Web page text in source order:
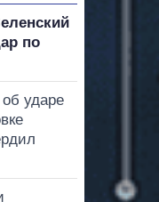
по
ударе